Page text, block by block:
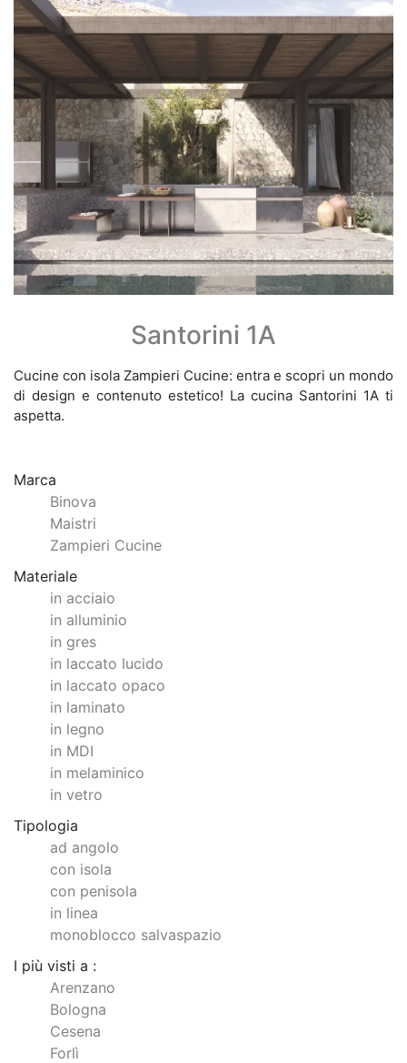
Marca
Binova
Maistri
Zampieri Cucine
Materiale
in acciaio
in alluminio
in gres
in laccato lucido
in laccato opaco
in laminato
in legno
in MDI
in melaminico
in vetro
Tipologia
ad angolo
con isola
con penisola
in linea
monoblocco salvaspazio
I più visti a :
Arenzano
Bologna
Cesena
Forlì
Santorini 1A
Cucine con isola Zampieri Cucine: entra e scopri un mondo
di design e contenuto estetico! La cucina Santorini 1A ti
aspetta.